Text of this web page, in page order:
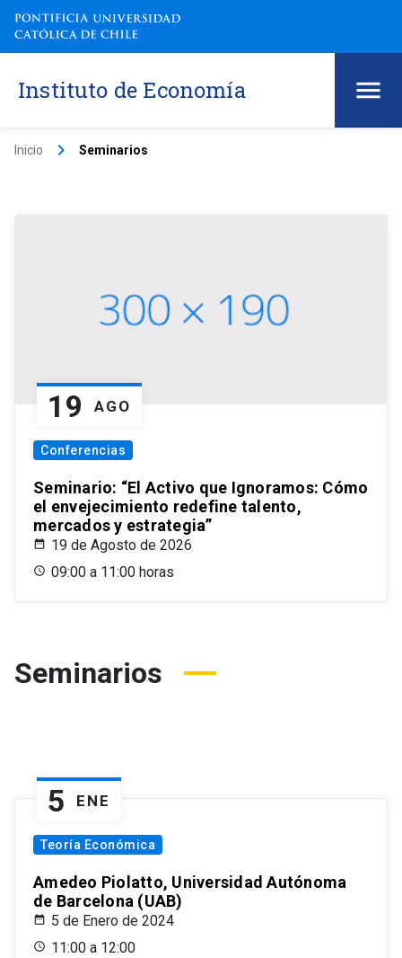
Instituto de Economía
Inicio keyboard_arrow_right Seminarios
19 AGO
Conferencias
Seminario: “El Activo que Ignoramos: Cómo
el envejecimiento redefine talento,
mercados y estrategia”
19 de Agosto de 2026
09:00 a 11:00 horas
Seminarios
5 ENE
Teoría Económica
Amedeo Piolatto, Universidad Autónoma
de Barcelona (UAB)
5 de Enero de 2024
11:00 a 12:00